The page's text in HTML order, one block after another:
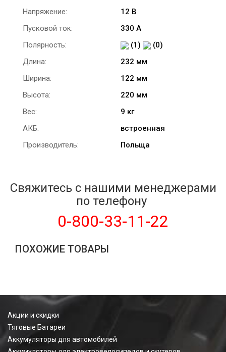
Напряжение:
12 В
Пусковой ток:
330 А
Полярность:
(1)
(0)
Длина:
232 мм
Ширина:
122 мм
Высота:
220 мм
Вес:
9 кг
АКБ:
встроенная
Производитель:
Польща
Свяжитесь с нашими менеджерами
по телефону
0-800-33-11-22
ПОХОЖИЕ ТОВАРЫ
Акции и скидки
Тяговые Батареи
Аккумуляторы для автомобилей